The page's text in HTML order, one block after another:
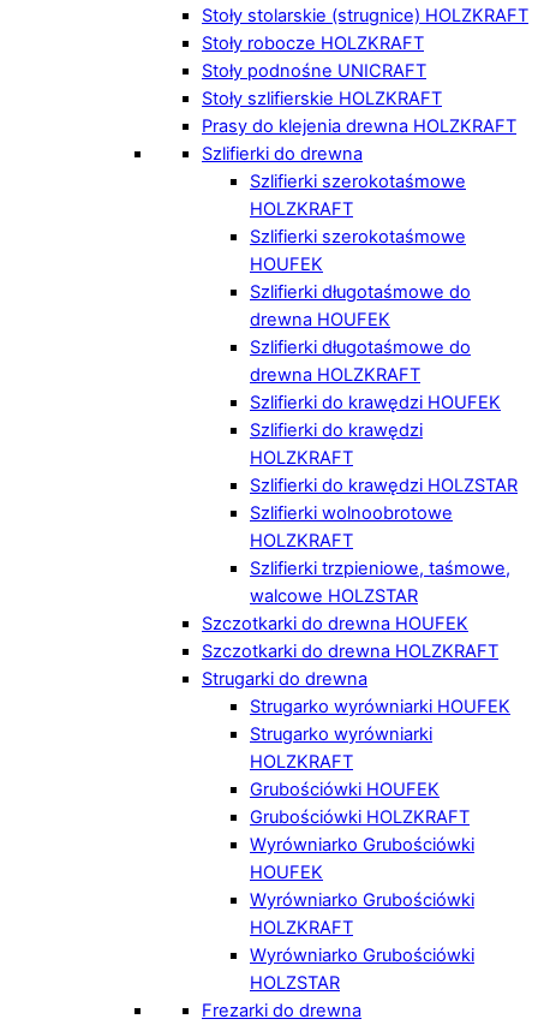
Stoły stolarskie (strugnice) HOLZKRAFT
Stoły robocze HOLZKRAFT
Stoły podnośne UNICRAFT
Stoły szlifierskie HOLZKRAFT
Prasy do klejenia drewna HOLZKRAFT
Szlifierki do drewna
Szlifierki szerokotaśmowe
HOLZKRAFT
Szlifierki szerokotaśmowe
HOUFEK
Szlifierki długotaśmowe do
drewna HOUFEK
Szlifierki długotaśmowe do
drewna HOLZKRAFT
Szlifierki do krawędzi HOUFEK
Szlifierki do krawędzi
HOLZKRAFT
Szlifierki do krawędzi HOLZSTAR
Szlifierki wolnoobrotowe
HOLZKRAFT
Szlifierki trzpieniowe, taśmowe,
walcowe HOLZSTAR
Szczotkarki do drewna HOUFEK
Szczotkarki do drewna HOLZKRAFT
Strugarki do drewna
Strugarko wyrówniarki HOUFEK
Strugarko wyrówniarki
HOLZKRAFT
Grubościówki HOUFEK
Grubościówki HOLZKRAFT
Wyrówniarko Grubościówki
HOUFEK
Wyrówniarko Grubościówki
HOLZKRAFT
Wyrówniarko Grubościówki
HOLZSTAR
Frezarki do drewna